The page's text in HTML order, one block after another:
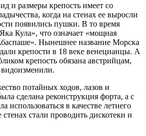
и размеры крепость имеет со
когда на стенах ее выросли
появились пушки. В то время
Кула», что означает «мощная
Нынешнее название Морска
крепости в 18 веке венецианцы. А
крепость обязана австрийцам,
видоизменили.
потайных ходов, лазов и
сделана реконструкция форта, а с
использоваться в качестве летнего
стали проводить дискотеки и